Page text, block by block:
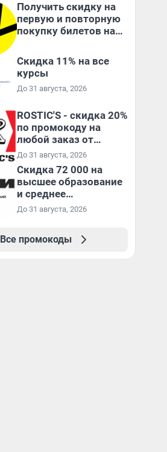
Получить скидку на
первую и повторную
покупку билетов на
Скидка 11% на все
курсы
До 31 августа, 2026
ROSTIC'S - скидка 20%
по промокоду на
любой заказ от
3199₽!
До 31 августа, 2026
Скидка 72 000 на
высшее образование
и среднее
специальное
До 31 августа, 2026
Все промокоды